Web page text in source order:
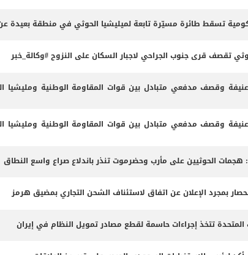
تسقط طائرة مسيّرة تابعة لميليشيا الحوثي في منطقة بعيدة
تقصف قرى جنوب الجراحي لاجبار السكان على النزوح #وكالة_خبر
وقصف مدفعي متبادل بين قوات المقاومة الوطنية
وقصف مدفعي متبادل بين قوات المقاومة الوطنية
هجمات الحوثيين على مأرب وحضرموت تنذر باندلاع صراع واسع النطاق
بمجرد الإعلان عن اتفاق لاستئناف الشحن التجاري بمضيق هرمز
المتحدة تتخذ إجراءات حاسمة لقطع مصادر تمويل النظام في إيران